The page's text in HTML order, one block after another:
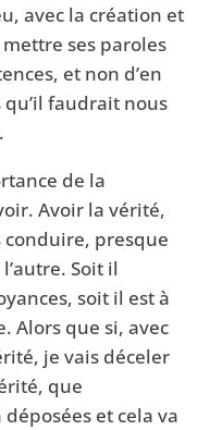
avec la création et
mettre ses paroles
et non d’en
faudrait nous
de la
Avoir la vérité,
presque
Soit il
soit il est à
Alors que si, avec
je vais déceler
que
et cela va